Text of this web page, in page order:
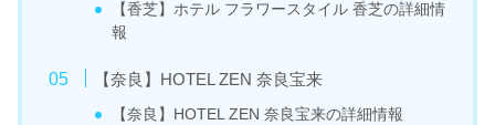
【香芝】ホテル フラワースタイル 香芝の詳細情
報
【奈良】HOTEL ZEN 奈良宝来
【奈良】HOTEL ZEN 奈良宝来の詳細情報